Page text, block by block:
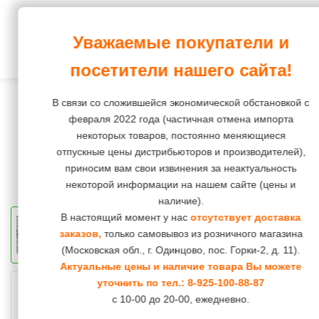
повседневный
диетический
Пеленки,
подгузники,
штанишки
Игрушки
повседневный
диетический
Наполнители
и
косметика
Коррекция
Рыбки
ПростоХвост
Интернет-магазин
Уважаемые покупатели и
посетители нашего сайта!
В связи со сложившейся экономической обстановкой с
февраля 2022 года (частичная отмена импорта
некоторых товаров, постоянно меняющиеся
отпускные цены дистрибьюторов и производителей),
приносим вам свои извинения за неактуальность
некоторой информации на нашем сайте (цены и
наличие).
В настоящий момент у насотсутствует доставка
заказов, только самовывоз из розничного магазина
(Московская обл., г. Одинцово, пос. Горки-2, д. 11).
Актуальные цены и наличие товара Вы можете
уточнить по тел.:8-925-100-88-87
с 10-00 до 20-00, ежедневно.